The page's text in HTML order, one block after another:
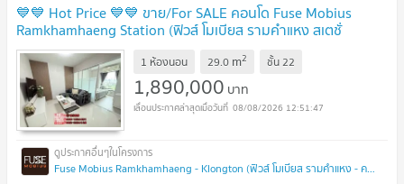
💙💙 Hot Price 💙💙 ขาย/For SALE คอนโด Fuse Mobius
Ramkhamhaeng Station (ฟิวส์ โมเบียส รามคำแหง สเตชั่
น) UPDATE !
1 ห้องนอน 29.0 m2 ชั้น22
1,890,000 บาท
08/08/2026 12:51:47
Fuse Mobius Ramkhamhaeng - Klongton (ฟิวส์ โมเบียส รามคำแหง - คลองตัน)